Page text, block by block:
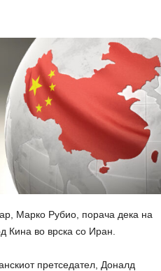
Марко Рубио, порача дека на
во врска со Иран.
претседател, Доналд